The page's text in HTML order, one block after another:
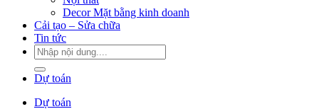
Decor Mặt bằng kinh doanh
Cải tạo – Sửa chữa
Tin tức
Dự toán
Dự toán